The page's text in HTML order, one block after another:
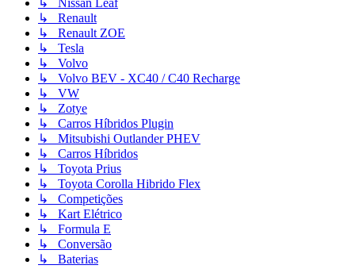
↳ Nissan Leaf
↳ Renault
↳ Renault ZOE
↳ Tesla
↳ Volvo
↳ Volvo BEV - XC40 / C40 Recharge
↳ VW
↳ Zotye
↳ Carros Híbridos Plugin
↳ Mitsubishi Outlander PHEV
↳ Carros Híbridos
↳ Toyota Prius
↳ Toyota Corolla Hibrido Flex
↳ Competições
↳ Kart Elétrico
↳ Formula E
↳ Conversão
↳ Baterias